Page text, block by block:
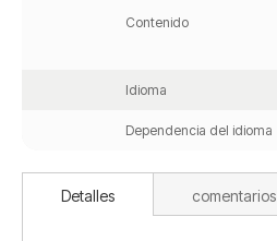
Contenido
Idioma
Dependencia del idioma
Detalles comentarios